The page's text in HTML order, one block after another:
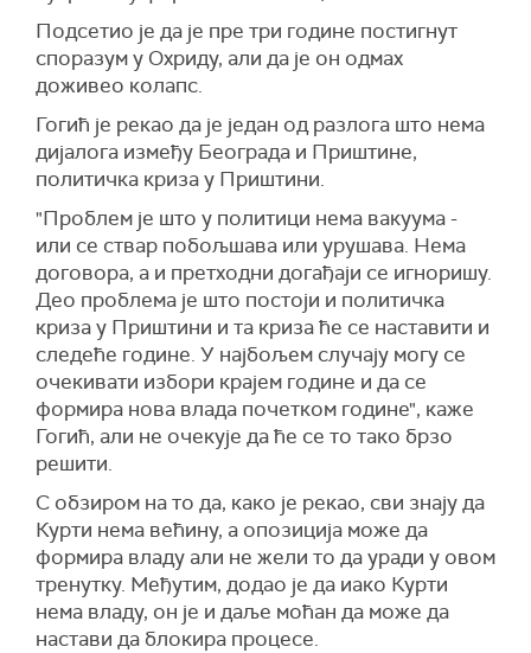
Подсетио је да је пре три године постигнут
споразум у Охриду, али да је он одмах
доживео колапс.
Гогић је рекао да је један од разлога што нема
дијалога између Београда и Приштине,
политичка криза у Приштини.
"Проблем је што у политици нема вакуума -
или се ствар побољшава или урушава. Нема
договора, а и претходни догађаји се игноришу.
Део проблема је што постоји и политичка
криза у Приштини и та криза ће се наставити и
следеће године. У најбољем случају могу се
очекивати избори крајем године и да се
формира нова влада почетком године", каже
Гогић, али не очекује да ће се то тако брзо
решити.
С обзиром на то да, како је рекао, сви знају да
Курти нема већину, а опозиција може да
формира владу али не жели то да уради у овом
тренутку. Међутим, додао је да иако Курти
нема владу, он је и даље моћан да може да
настави да блокира процесе.